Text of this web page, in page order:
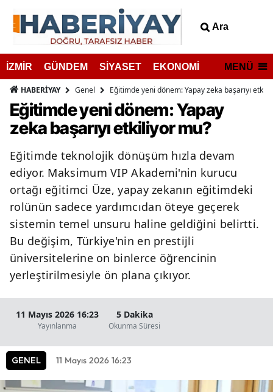
Ara
İZMİR GÜNDEM SİYASET EKONOMİ MENÜ
HABERİYAY Genel Eğitimde yeni dönem: Yapay zeka başarıyı
Eğitimde yeni dönem: Yapay
zeka başarıyı etkiliyor mu?
Eğitimde teknolojik dönüşüm hızla devam
ediyor. Maksimum VIP Akademi'nin kurucu
ortağı eğitimci Üze, yapay zekanın eğitimdeki
rolünün sadece yardımcıdan öteye geçerek
sistemin temel unsuru haline geldiğini belirtti.
Bu değişim, Türkiye'nin en prestijli
üniversitelerine on binlerce öğrencinin
yerleştirilmesiyle ön plana çıkıyor.
11 Mayıs 2026 16:23
Yayınlanma
5 Dakika
Okunma Süresi
GENEL 11 Mayıs 2026 16:23